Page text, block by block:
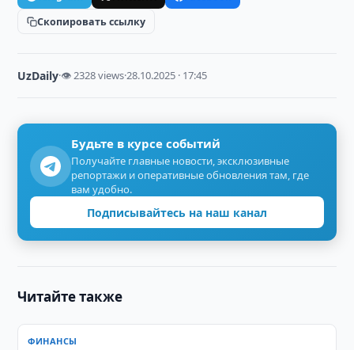
Скопировать ссылку
UzDaily·👁 2328 views·28.10.2025 · 17:45
Будьте в курсе событий
Получайте главные новости, эксклюзивные
репортажи и оперативные обновления там, где
вам удобно.
Подписывайтесь на наш канал
Читайте также
ФИНАНСЫ